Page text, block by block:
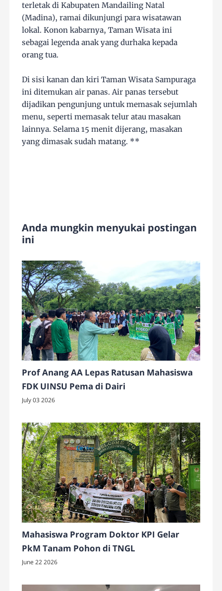
terletak di Kabupaten Mandailing Natal
(Madina), ramai dikunjungi para wisatawan
lokal. Konon kabarnya, Taman Wisata ini
sebagai legenda anak yang durhaka kepada
orang tua.
Di sisi kanan dan kiri Taman Wisata Sampuraga
ini ditemukan air panas. Air panas tersebut
dijadikan pengunjung untuk memasak sejumlah
menu, seperti memasak telur atau masakan
lainnya. Selama 15 menit dijerang, masakan
yang dimasak sudah matang. **
Anda mungkin menyukai postingan
ini
Prof Anang AA Lepas Ratusan Mahasiswa
FDK UINSU Pema di Dairi
July 03 2026
Mahasiswa Program Doktor KPI Gelar
PkM Tanam Pohon di TNGL
June 22 2026